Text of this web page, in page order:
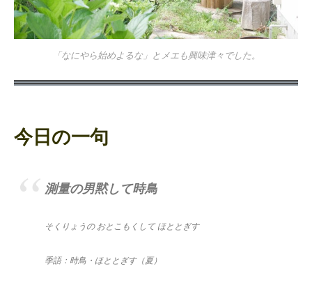
「なにやら始めよるな」とメエも興味津々でした。
今日の一句
測量の男黙して時鳥
そくりょうの おとこもくして ほととぎす
季語：時鳥・ほととぎす（夏）